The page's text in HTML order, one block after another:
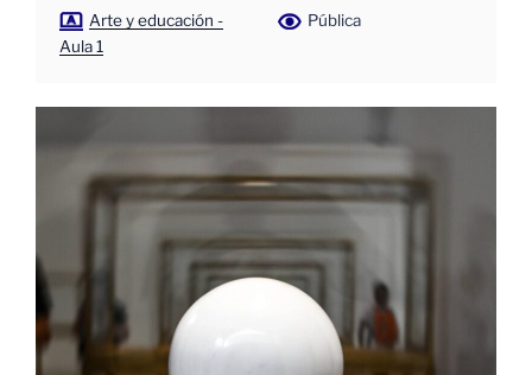
Arte y educación -
Aula 1
Pública